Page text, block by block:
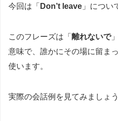
今回は「 Don’t leave 」につい
このフレーズは「 離れないで
意味で、誰かにその場に留ま
使います。
実際の会話例を見てみましょう